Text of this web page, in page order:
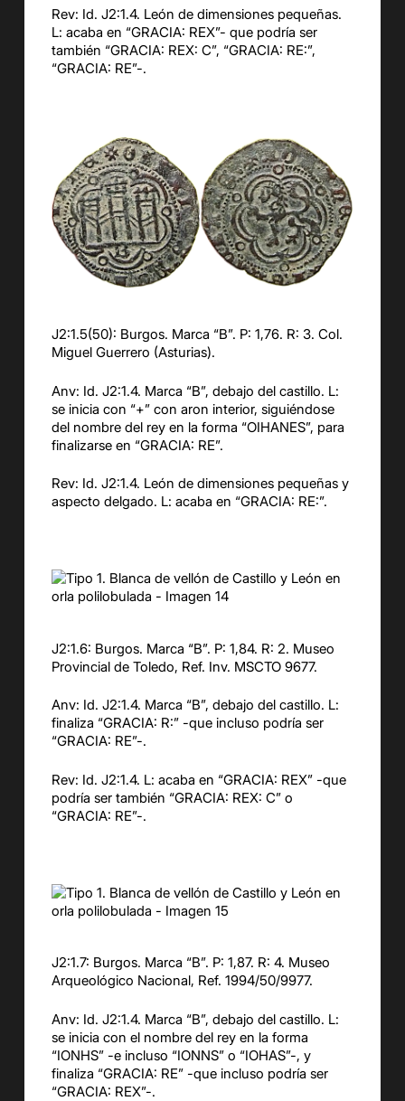
Rev: Id. J2:1.4. León de dimensiones pequeñas.
L: acaba en “GRACIA: REX”- que podría ser
también “GRACIA: REX: C”, “GRACIA: RE:”,
“GRACIA: RE”-.
J2:1.5(50): Burgos. Marca “B”. P: 1,76. R: 3. Col.
Miguel Guerrero (Asturias).
Anv: Id. J2:1.4. Marca “B”, debajo del castillo. L:
se inicia con “+” con aron interior, siguiéndose
del nombre del rey en la forma “OIHANES”, para
finalizarse en “GRACIA: RE”.
Rev: Id. J2:1.4. León de dimensiones pequeñas y
aspecto delgado. L: acaba en “GRACIA: RE:”.
J2:1.6: Burgos. Marca “B”. P: 1,84. R: 2. Museo
Provincial de Toledo, Ref. Inv. MSCTO 9677.
Anv: Id. J2:1.4. Marca “B”, debajo del castillo. L:
finaliza “GRACIA: R:” -que incluso podría ser
“GRACIA: RE”-.
Rev: Id. J2:1.4. L: acaba en “GRACIA: REX” -que
podría ser también “GRACIA: REX: C” o
“GRACIA: RE”-.
J2:1.7: Burgos. Marca “B”. P: 1,87. R: 4. Museo
Arqueológico Nacional, Ref. 1994/50/9977.
Anv: Id. J2:1.4. Marca “B”, debajo del castillo. L:
se inicia con el nombre del rey en la forma
“IONHS” -e incluso “IONNS” o “IOHAS”-, y
finaliza “GRACIA: RE” -que incluso podría ser
“GRACIA: REX”-.